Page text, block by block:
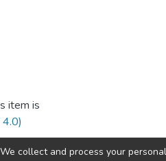
item is
We collect and process your